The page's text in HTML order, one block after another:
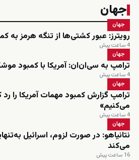
جهان
جهان
رویترز: عبور کشتی‌ها از تنگه هرمز به
4 ساعت پیش
جهان
ترامپ به سی‌ان‌ان: آمریکا با کمبود
4 ساعت پیش
جهان
ترامپ گزارش کمبود مهمات آمریکا را رد
می‌کنیم»
4 ساعت پیش
جهان
نتانیاهو: در صورت لزوم، اسرائیل
می‌کند
16 ساعت پیش